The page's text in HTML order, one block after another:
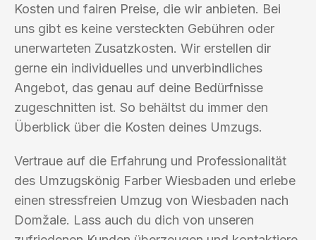
Kosten und fairen Preise, die wir anbieten. Bei
uns gibt es keine versteckten Gebühren oder
unerwarteten Zusatzkosten. Wir erstellen dir
gerne ein individuelles und unverbindliches
Angebot, das genau auf deine Bedürfnisse
zugeschnitten ist. So behältst du immer den
Überblick über die Kosten deines Umzugs.
Vertraue auf die Erfahrung und Professionalität
des Umzugskönig Farber Wiesbaden und erlebe
einen stressfreien Umzug von Wiesbaden nach
Domžale. Lass auch du dich von unseren